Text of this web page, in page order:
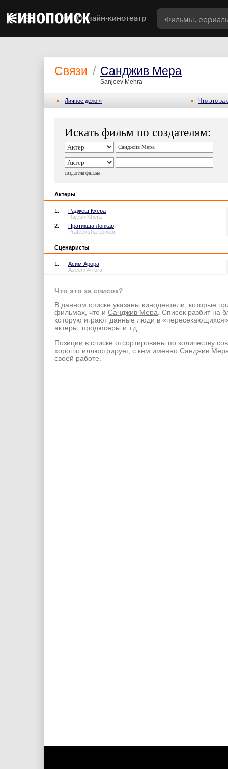
Онлайн-кинотеатр
Связи / Санджив Мера
Sanjeev Mehra
Личное дело » Что это за
Искать фильм по создателям:
создатели фильма
Актеры
1.
Раджеш Кхера
Rajesh Khera
2.
Пратикша Лонкар
Prateeksha Lonkar
Сценаристы
1.
Асим Арора
Aseem Arrora
Что это за список?
В данном списке указаны кинодеятели, которые
фильмах, что и Санджив Мера. Список разбит на
которую играют данные люди в
актеры, продюсеры и т.д.
Позиции в списке отсортированы по количеству
хорошо иллюстрирует, с кем именно Санджив
своей работе.